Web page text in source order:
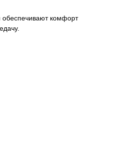
обеспечивают комфорт